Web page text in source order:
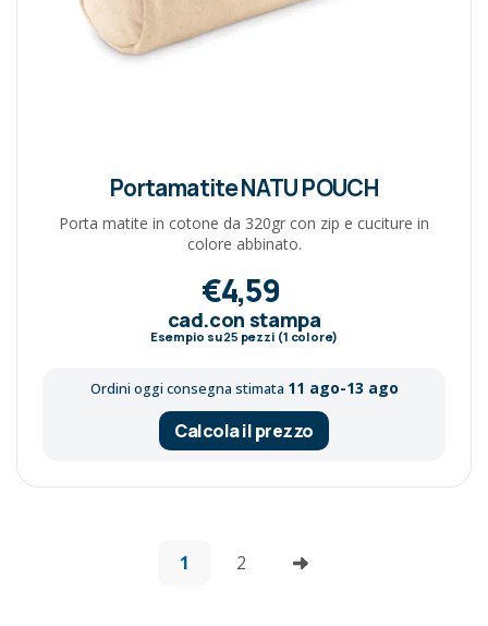
Portamatite NATU POUCH
Porta matite in cotone da 320gr con zip e cuciture in
colore abbinato.
€4,59
cad.con stampa
Esempio su25 pezzi (1 colore)
Ordini oggi consegna stimata 11 ago-13 ago
Calcola il prezzo
1 2